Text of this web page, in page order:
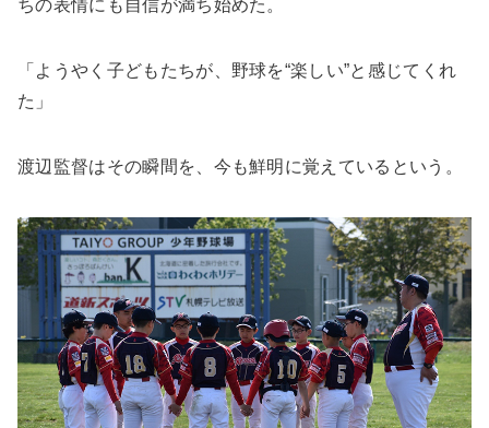
ちの表情にも自信が満ち始めた。
「ようやく子どもたちが、野球を“楽しい”と感じてくれ
た」
渡辺監督はその瞬間を、今も鮮明に覚えているという。